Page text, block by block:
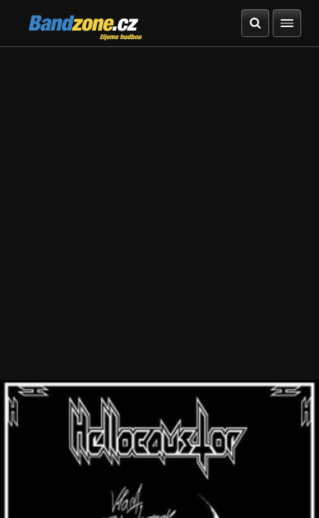
Bandzone.cz
žijeme hudbou